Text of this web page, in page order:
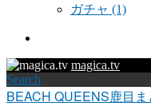
ガチャ (1)
magica.tv
Search
BEACH QUEENS鹿目